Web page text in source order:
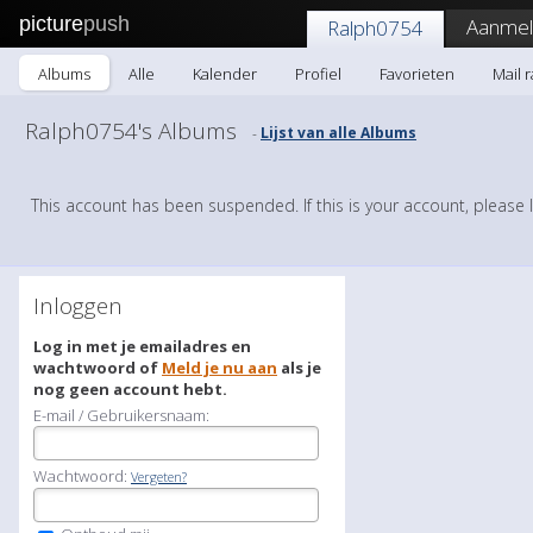
picturepush Ralph0754
Albums Alle Kalender Profiel Favorieten Mail
Ralph0754's Albums - Lijst van alle Albums
This account has been suspended. If this is your account,
Inloggen
Log in met je emailadres en
wachtwoord of Meld je nu aan als je
nog geen account hebt.
E-mail / Gebruikersnaam:
Wachtwoord: Vergeten?